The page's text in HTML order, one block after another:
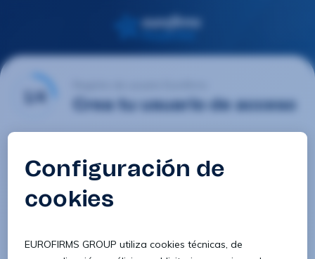
1/4 Crea tu usuario de acceso
Contraseña